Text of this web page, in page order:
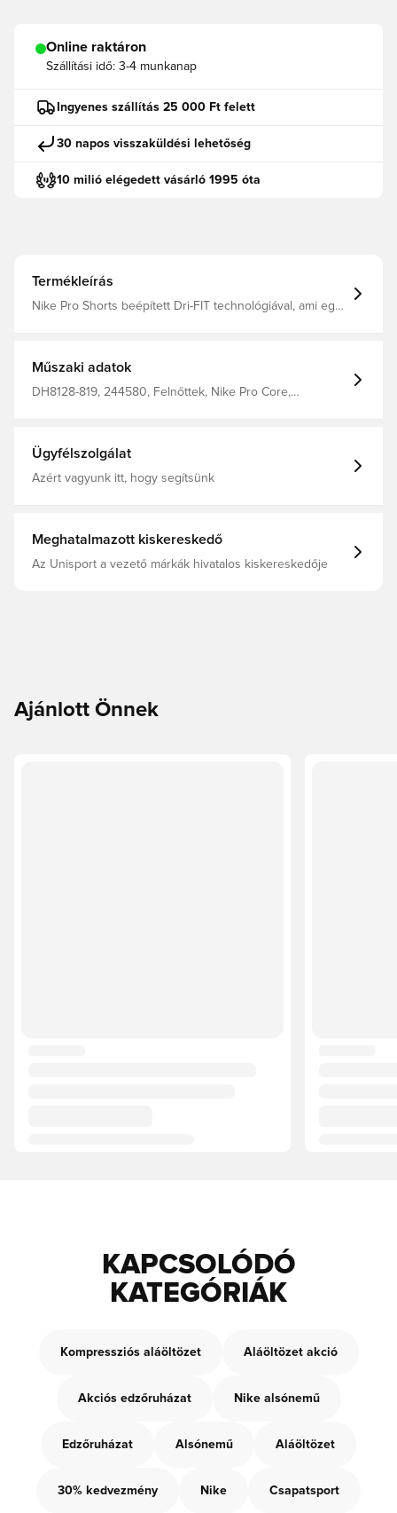
Online raktáron
Szállítási idő: 3-4 munkanap
Ingyenes szállítás 25 000 Ft felett
30 napos visszaküldési lehetőség
10 milió elégedett vásárló 1995 óta
Termékleírás
Nike Pro Shorts beépített Dri-FIT technológiával, ami egy
Áramvonalas, testhezálló és rugalmas anyag
biztosít edzés és mérkőzés közben. Szűkített szabás
Műszaki adatok
DH8128-819, 244580, Felnőttek, Nike Pro Core,
Ügyfélszolgálat
Azért vagyunk itt, hogy segítsünk
Meghatalmazott kiskereskedő
Az Unisport a vezető márkák hivatalos kiskereskedője
Ajánlott Önnek
KAPCSOLÓDÓ
KATEGÓRIÁK
Kompressziós aláöltözet Aláöltözet akció
Akciós edzőruházat Nike alsónemű
Edzőruházat Alsónemű Aláöltözet
30% kedvezmény Nike Csapatsport